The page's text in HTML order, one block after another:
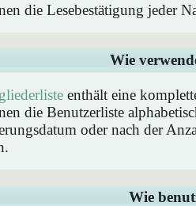
die Lesebestätigung jeder
Wie
enthält eine
die Benutzerliste
oder nach der
Wie